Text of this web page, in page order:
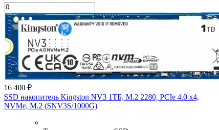
16 400 ₽
SSD накопитель Kingston NV3 1ТБ, M.2 2280, PCIe 4.0 x4,
NVMe, M.2 (SNV3S/1000G)